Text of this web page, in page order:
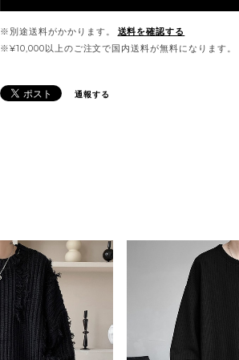
※別途送料がかかります。
送料を確認する
※¥10,000以上のご注文で国内送料が無料になります。
通報する